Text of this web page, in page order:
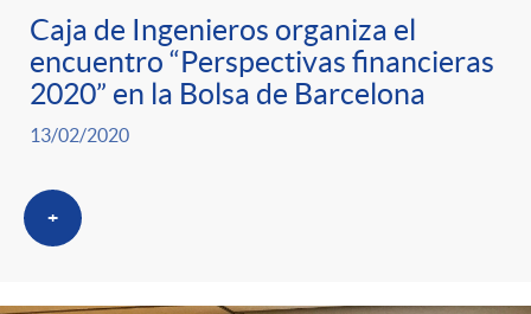
Caja de Ingenieros organiza el
encuentro “Perspectivas financieras
2020” en la Bolsa de Barcelona
13/02/2020
+